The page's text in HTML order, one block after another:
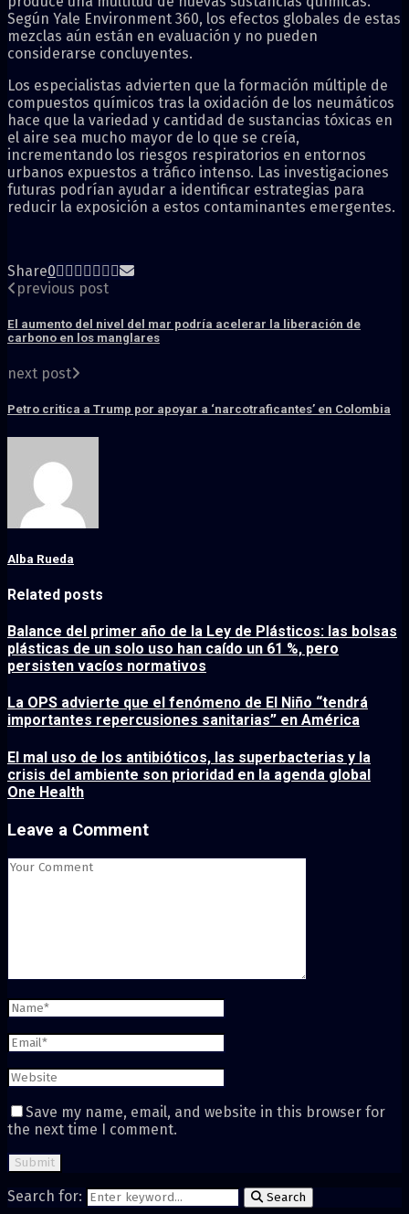
Según Yale Environment 360, los efectos globales de estas
mezclas aún están en evaluación y no pueden
considerarse concluyentes.
Los especialistas advierten que la formación múltiple de
compuestos químicos tras la oxidación de los neumáticos
hace que la variedad y cantidad de sustancias tóxicas en
el aire sea mucho mayor de lo que se creía,
incrementando los riesgos respiratorios en entornos
urbanos expuestos a tráfico intenso. Las investigaciones
futuras podrían ayudar a identificar estrategias para
reducir la exposición a estos contaminantes emergentes.
Share0
previous post
El aumento del nivel del mar podría acelerar la liberación de
carbono en los manglares
next post
Petro critica a Trump por apoyar a ‘narcotraficantes’ en Colombia
Alba Rueda
Related posts
Balance del primer año de la Ley de Plásticos: las bolsas
plásticas de un solo uso han caído un 61 %, pero
persisten vacíos normativos
La OPS advierte que el fenómeno de El Niño “tendrá
importantes repercusiones sanitarias” en América
El mal uso de los antibióticos, las superbacterias y la
crisis del ambiente son prioridad en la agenda global
One Health
Leave a Comment
Save my name, email, and website in this browser for
the next time I comment.
Search for: Search